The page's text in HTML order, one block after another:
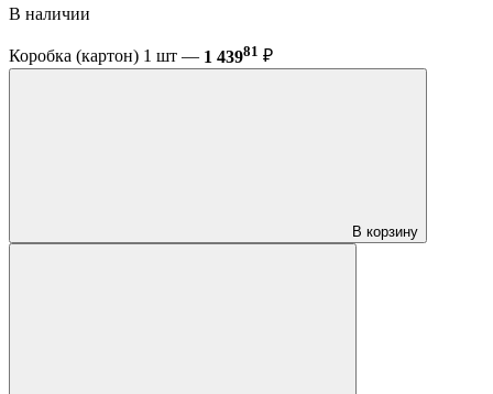
В наличии
Коробка (картон) 1 шт — 1 43981 ₽
В корзину